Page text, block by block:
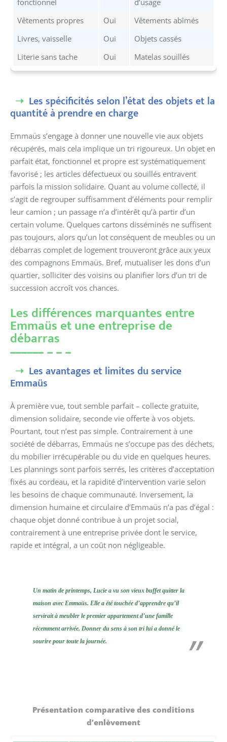
Vêtements propres
Oui
Vêtements abîmés
Livres, vaisselle
Oui
Objets cassés
Literie sans tache
Oui Matelas souillés
Les spécificités selon l’état des objets et la
quantité à prendre en charge
Emmaüs s’engage à donner une nouvelle vie aux objets
récupérés, mais cela implique un tri rigoureux. Un objet en
parfait état, fonctionnel et propre est systématiquement
favorisé ; les articles défectueux ou souillés entravent
parfois la mission solidaire. Quant au volume collecté, il
s’agit de regrouper suffisamment d’éléments pour remplir
leur camion ; un passage n’a d’intérêt qu’à partir d’un
certain volume. Quelques cartons disséminés ne suffisent
pas toujours, alors qu’un lot conséquent de meubles ou un
débarras complet de logement trouveront grâce aux yeux
des compagnons Emmaüs. Bref, mutualiser les dons d’un
quartier, solliciter des voisins ou planifier lors d’un tri de
succession accroît vos chances.
Les différences marquantes entre
Emmaüs et une entreprise de
débarras
Les avantages et limites du service
Emmaüs
À première vue, tout semble parfait – collecte gratuite,
dimension solidaire, seconde vie offerte à vos objets.
Pourtant, tout n’est pas simple. Contrairement à une
société de débarras, Emmaüs ne s’occupe pas des déchets,
du mobilier irrécupérable ou du vide en quelques heures.
Les plannings sont parfois serrés, les critères d’acceptation
fixés au cordeau, et la rapidité d’intervention varie selon
les besoins de chaque communauté. Inversement, la
dimension humaine et circulaire d’Emmaüs n’a pas d’égal :
chaque objet donné contribue à un projet social,
contrairement à une entreprise privée dont le service,
rapide et intégral, a un coût non négligeable.
Un matin de printemps, Lucie a vu son vieux buffet quitter la
maison avec Emmaüs. Elle a été touchée d’apprendre qu’il
servirait à meubler le premier appartement d’une famille
récemment arrivée. Donner du sens à son tri lui a donné le
sourire pour toute la journée.
Présentation comparative des conditions
d’enlèvement